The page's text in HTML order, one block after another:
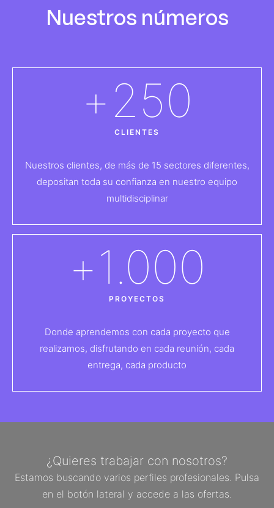
Nuestros números
CLIENTES
+250
Nuestros clientes, de más de 15 sectores diferentes,
depositan toda su confianza en nuestro equipo
multidisciplinar
PROYECTOS
+1.000
Donde aprendemos con cada proyecto que
realizamos, disfrutando en cada reunión, cada
entrega, cada producto
¿Quieres trabajar con nosotros?
Estamos buscando varios perfiles profesionales. Pulsa
en el botón lateral y accede a las ofertas.